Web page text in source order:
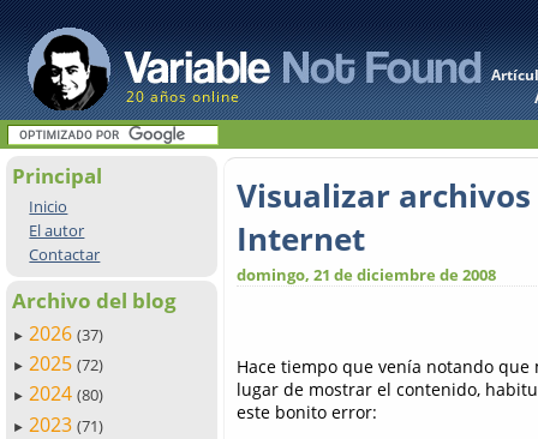
20 años online
Principal
Inicio
El autor
Contactar
Archivo del blog
► 2026 (37)
► 2025 (72)
► 2024 (80)
► 2023 (71)
Visualizar archivos
Internet
domingo, 21 de diciembre de 2008
Hace tiempo que venía notando
lugar de mostrar el contenido,
este bonito error: